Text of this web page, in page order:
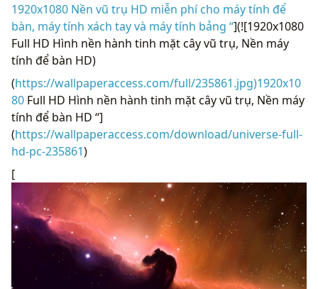
1920x1080 Nền vũ trụ HD miễn phí cho máy tính để
bàn, máy tính xách tay và máy tính bảng “](![1920x1080
Full HD Hình nền hành tinh mặt cây vũ trụ, Nền máy
tính để bàn HD)
(https://wallpaperaccess.com/full/235861.jpg)1920x10
80 Full HD Hình nền hành tinh mặt cây vũ trụ, Nền máy
tính để bàn HD “]
(https://wallpaperaccess.com/download/universe-full-
hd-pc-235861)
[